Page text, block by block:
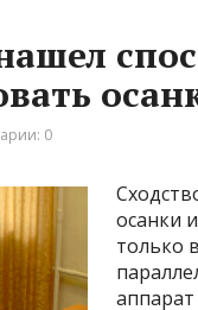
0
осанки
только
аппарат